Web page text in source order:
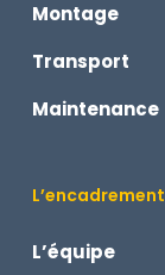
Montage
Transport
Maintenance
L’encadrement
L’équipe